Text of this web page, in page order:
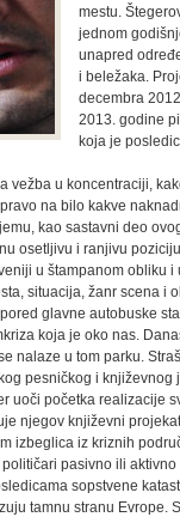
mestu.
jednom
unapred
i beležaka.
decembra
2013. godine
koja je
vežba u koncentraciji,
na bilo kakve
kao sastavni deo
osetljivu i ranjivu
u štampanom obliku
situacija, žanr scena i
glavne autobuske
koja je oko nas.
nalaze u tom parku.
pesničkog i
uoči početka realizacije
njegov književni
izbeglica iz kriznih
pasivno ili
sopstvene
tamnu stranu Evrope.